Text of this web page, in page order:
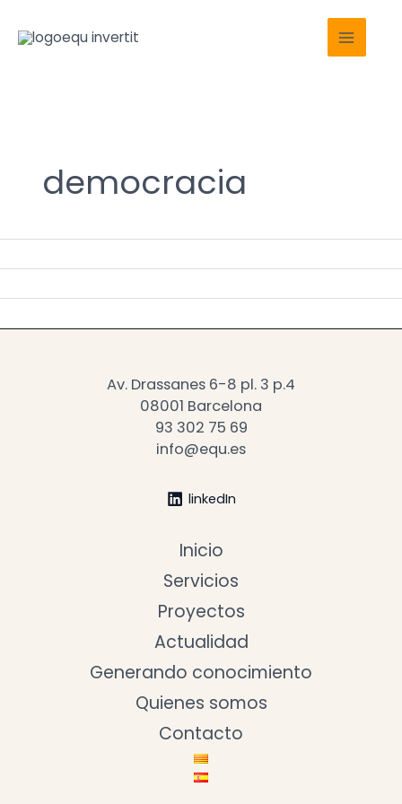
Main
Menu
democracia
Av. Drassanes 6-8 pl. 3 p.4
08001 Barcelona
93 302 75 69
info@equ.es
linkedIn
Inicio
Servicios
Proyectos
Actualidad
Generando conocimiento
Quienes somos
Contacto